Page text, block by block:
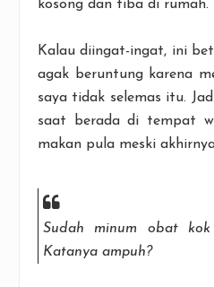
kosong dan tiba di rumah.
Kalau diingat-ingat, ini
agak beruntung karena
saya tidak selemas itu.
saat berada di tempat
makan pula meski
Sudah minum obat
Katanya ampuh?